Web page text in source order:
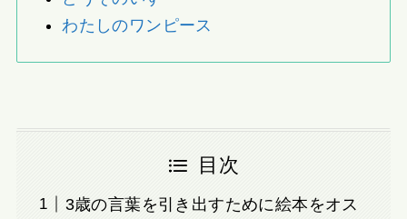
わたしのワンピース
目次
3歳の言葉を引き出すために絵本をオス